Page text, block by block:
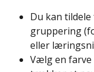
Du kan
gruppering
eller
Vælg en farve